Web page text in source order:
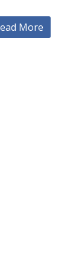
More